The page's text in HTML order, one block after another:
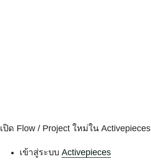
เปิด Flow / Project ใหม่ใน Activepieces
เข้าสู่ระบบ Activepieces